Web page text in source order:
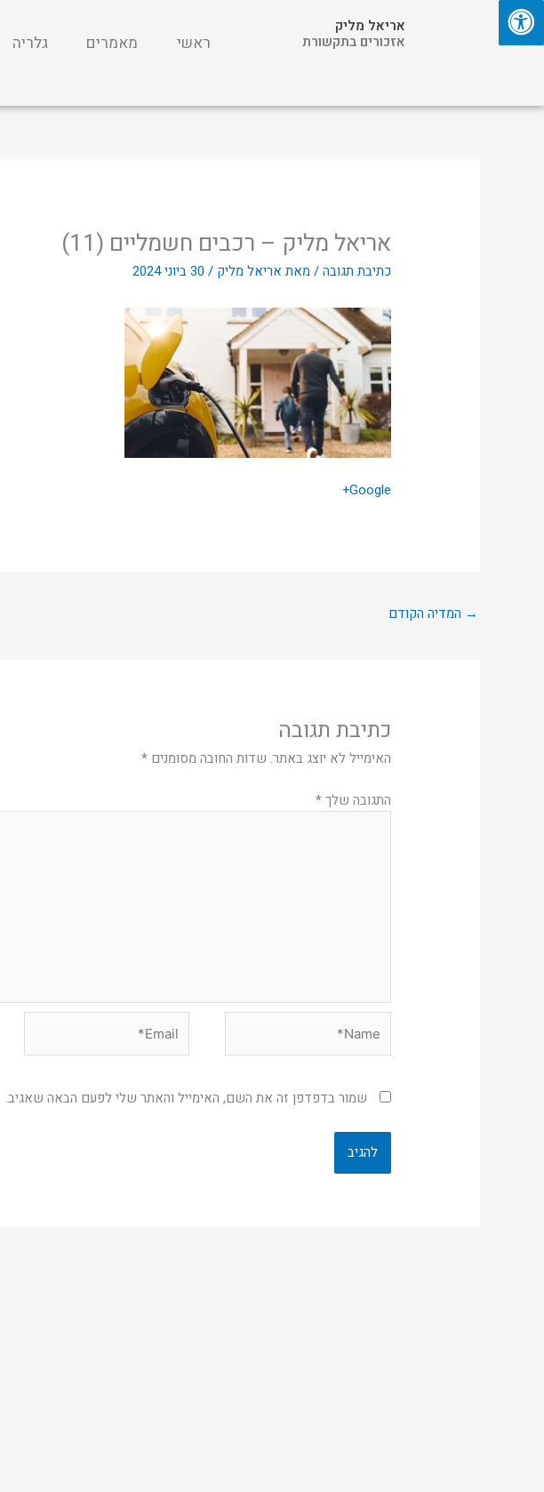
דילוג
לתוכן
אריאל מליק
אזכורים בתקשורת
ראשי מאמרים גלריה
אריאל מליק – רכבים חשמליים (11)
כתיבת תגובה/ מאת אריאל מליק/30 ביוני 2024
Google+
→ המדיה הקודם
כתיבת תגובה
האימייל לא יוצג באתר. שדות החובה מסומנים*
התגובה שלך*
שמור בדפדפן זה את השם, האימייל והאתר שלי לפעם הבאה שאגיב.